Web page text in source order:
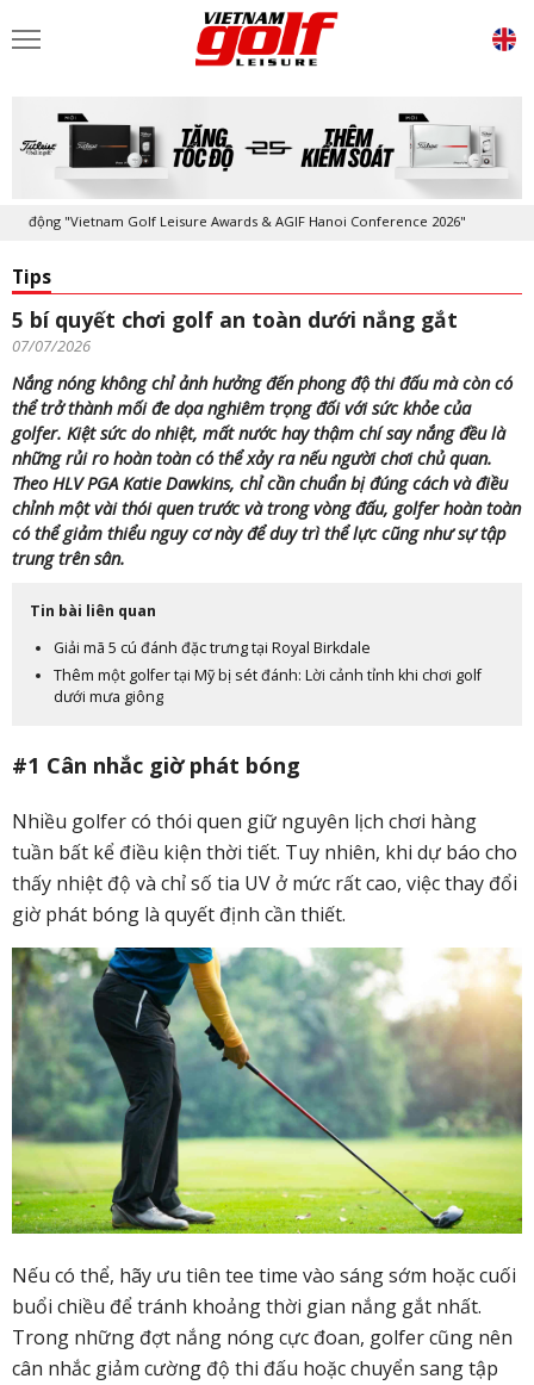
"Vietnam Golf Leisure Awards & AGIF Hanoi Conference 2026"
Tips
5 bí quyết chơi golf an toàn dưới nắng gắt
07/07/2026
Nắng nóng không chỉ ảnh hưởng đến phong độ thi đấu mà còn có
thể trở thành mối đe dọa nghiêm trọng đối với sức khỏe của
golfer. Kiệt sức do nhiệt, mất nước hay thậm chí say nắng đều là
những rủi ro hoàn toàn có thể xảy ra nếu người chơi chủ quan.
Theo HLV PGA Katie Dawkins, chỉ cần chuẩn bị đúng cách và điều
chỉnh một vài thói quen trước và trong vòng đấu, golfer hoàn toàn
có thể giảm thiểu nguy cơ này để duy trì thể lực cũng như sự tập
trung trên sân.
Tin bài liên quan
Giải mã 5 cú đánh đặc trưng tại Royal Birkdale
Thêm một golfer tại Mỹ bị sét đánh: Lời cảnh tỉnh khi chơi golf
dưới mưa giông
#1 Cân nhắc giờ phát bóng
Nhiều golfer có thói quen giữ nguyên lịch chơi hàng
tuần bất kể điều kiện thời tiết. Tuy nhiên, khi dự báo cho
thấy nhiệt độ và chỉ số tia UV ở mức rất cao, việc thay đổi
giờ phát bóng là quyết định cần thiết.
Nếu có thể, hãy ưu tiên tee time vào sáng sớm hoặc cuối
buổi chiều để tránh khoảng thời gian nắng gắt nhất.
Trong những đợt nắng nóng cực đoan, golfer cũng nên
cân nhắc giảm cường độ thi đấu hoặc chuyển sang tập